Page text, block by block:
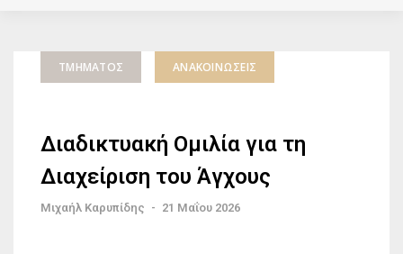
ΤΜΉΜΑΤΟΣ ΑΝΑΚΟΙΝΏΣΕΙΣ
Διαδικτυακή Ομιλία για τη
Διαχείριση του Άγχους
Μιχαήλ Καρυπίδης - 21 Μαΐου 2026